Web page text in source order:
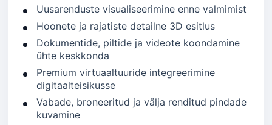
Uusarenduste visualiseerimine enne valmimist
Hoonete ja rajatiste detailne 3D esitlus
Dokumentide, piltide ja videote koondamine
ühte keskkonda
Premium virtuaaltuuride integreerimine
digitaalteisikusse
Vabade, broneeritud ja välja renditud pindade
kuvamine